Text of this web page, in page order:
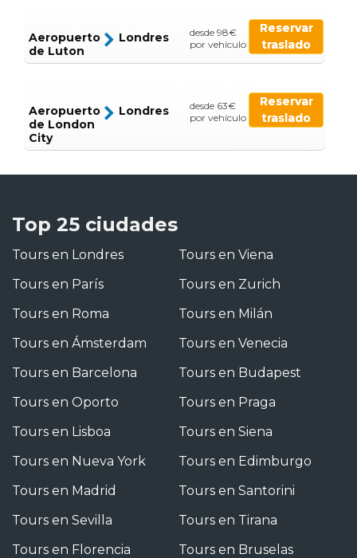
Aeropuerto
de Luton
Londres
desde 98€
por vehículo
Reservar
traslado
Aeropuerto
de London
City
Londres
desde 63€
por vehículo
Reservar
traslado
Top 25 ciudades
Tours en Londres
Tours en París
Tours en Roma
Tours en Ámsterdam
Tours en Barcelona
Tours en Oporto
Tours en Lisboa
Tours en Nueva York
Tours en Madrid
Tours en Sevilla
Tours en Florencia
Tours en Viena
Tours en Zurich
Tours en Milán
Tours en Venecia
Tours en Budapest
Tours en Praga
Tours en Siena
Tours en Edimburgo
Tours en Santorini
Tours en Tirana
Tours en Bruselas